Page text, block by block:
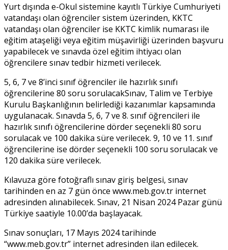
Yurt dışında e-Okul sistemine kayıtlı Türkiye Cumhuriyeti
vatandaşı olan öğrenciler sistem üzerinden, KKTC
vatandaşı olan öğrenciler ise KKTC kimlik numarası ile
eğitim ataşeliği veya eğitim müşavirliği üzerinden başvuru
yapabilecek ve sınavda özel eğitim ihtiyacı olan
öğrencilere sınav tedbir hizmeti verilecek.
5, 6, 7 ve 8’inci sınıf öğrenciler ile hazırlık sınıfı
öğrencilerine 80 soru sorulacakSınav, Talim ve Terbiye
Kurulu Başkanlığının belirlediği kazanımlar kapsamında
uygulanacak. Sınavda 5, 6, 7 ve 8. sınıf öğrencileri ile
hazırlık sınıfı öğrencilerine dörder seçenekli 80 soru
sorulacak ve 100 dakika süre verilecek. 9, 10 ve 11. sınıf
öğrencilerine ise dörder seçenekli 100 soru sorulacak ve
120 dakika süre verilecek.
Kılavuza göre fotoğraflı sınav giriş belgesi, sınav
tarihinden en az 7 gün önce www.meb.gov.tr internet
adresinden alınabilecek. Sınav, 21 Nisan 2024 Pazar günü
Türkiye saatiyle 10.00’da başlayacak.
Sınav sonuçları, 17 Mayıs 2024 tarihinde
“www.meb.gov.tr” internet adresinden ilan edilecek.